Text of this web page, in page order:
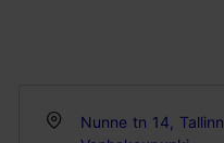
Nunne tn 14, Tallinn